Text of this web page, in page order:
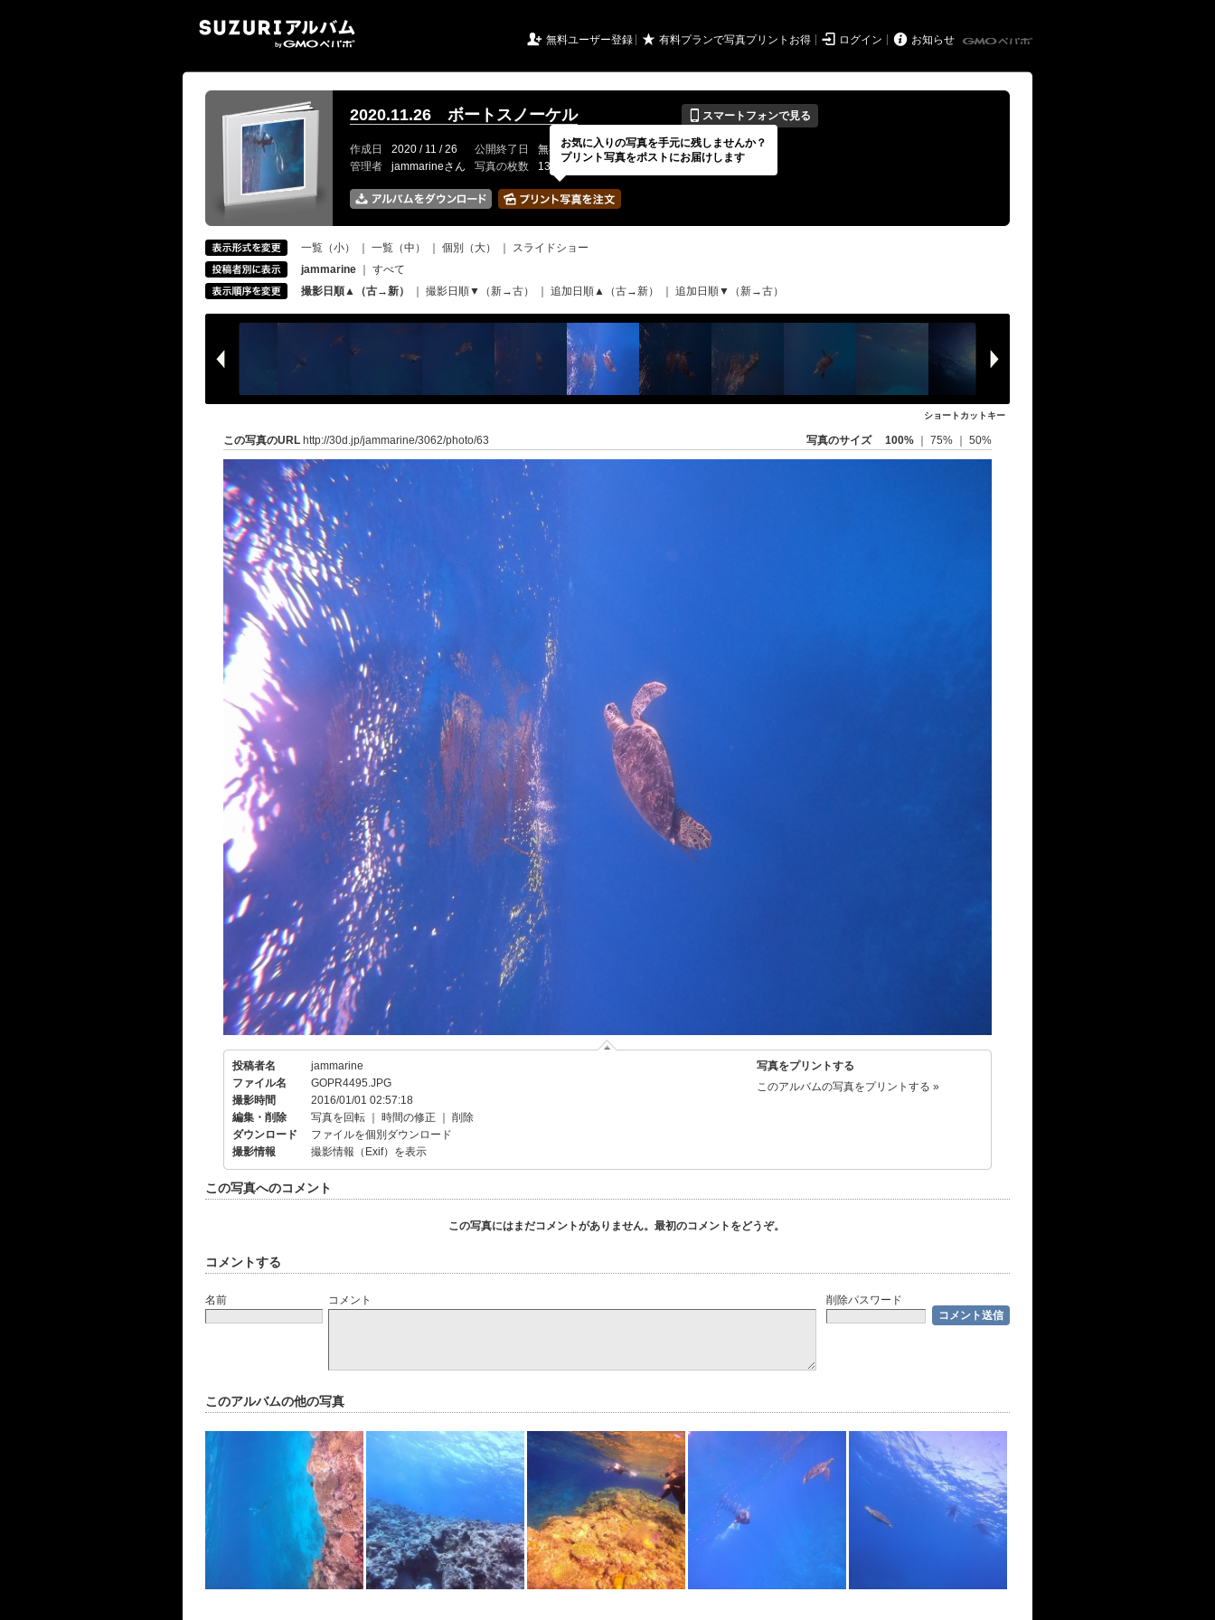
 無料ユーザー登録 ★ 有料プランで写真プリントお得  ログイン  お知らせ
2020.11.26 ボートスノーケル 📱 スマートフォンで見る
作成日 2020 / 11 / 26 公開終了日 無期限 イベントの期間
---
管理者
jammarineさん 写真の枚数 135 / 2000枚
一覧（小） 一覧（中） 個別（大）
スライドショー
jammarine
すべて
撮影日順▲（古→新）
撮影日順▼（新→古） 追加日順▲（古→新） 追加日順▼（新→古）
ショートカットキー
この写真のURL http://30d.jp/jammarine/3062/photo/63 写真のサイズ 100% 75% 50%
投稿者名
jammarine
ファイル名
GOPR4495.JPG
撮影時間
2016/01/01 02:57:18
編集・削除
写真を回転 時間の修正
削除
ダウンロード
ファイルを個別ダウンロード
撮影情報
撮影情報（Exif）を表示
写真をプリントする
このアルバムの写真をプリントする »
この写真へのコメント
この写真にはまだコメントがありません。最初のコメントをどうぞ。
コメントする
名前 コメント 削除パスワード
このアルバムの他の写真
お気に入りの写真を手元に残しませんか？
プリント写真をポストにお届けします